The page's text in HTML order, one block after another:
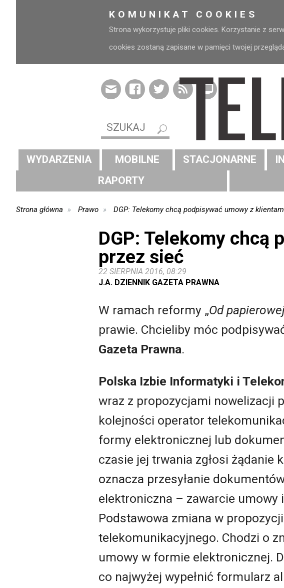
KOMUNIKAT COOKIES
Strona wykorzystuje pliki cookies. Korzystanie z
cookies zostaną zapisane w pamięci twojej
WYDARZENIA MOBILNE STACJONARNE
RAPORTY
Strona główna Prawo DGP: Telekomy chcą podpisywać umowy z
DGP: Telekomy chcą
przez sieć
22 SIERPNIA 2016, 08:29
J.A. DZIENNIK GAZETA PRAWNA
W ramach reformy „Od
prawie. Chcieliby móc
Gazeta Prawna.
Polska Izbie Informatyki i
wraz z propozycjami nowelizacji
kolejności operator
formy elektronicznej lub
czasie jej trwania zgłosi
oznacza przesyłanie
elektroniczna – zawarcie umowy
Podstawowa zmiana w
telekomunikacyjnego. Chodzi o
umowy w formie elektronicznej.
co najwyżej wypełnić formularz